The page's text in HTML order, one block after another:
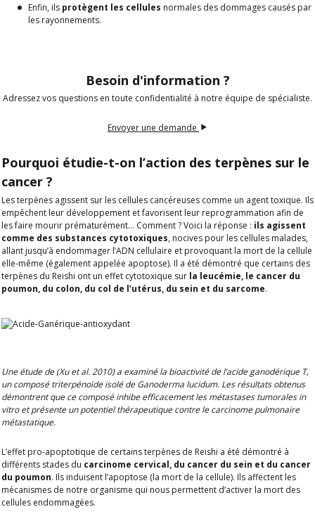
Enfin, ils protègent les cellules normales des dommages causés par
les rayonnements.
Besoin d'information ?
Adressez vos questions en toute confidentialité à notre équipe de spécialiste.
Envoyer une demande
Pourquoi étudie-t-on l’action des terpènes sur le
cancer ?
Les terpènes agissent sur les cellules cancéreuses comme un agent toxique. Ils
empêchent leur développement et favorisent leur reprogrammation afin de
les faire mourir prématurément… Comment ? Voici la réponse : ils agissent
comme des substances cytotoxiques, nocives pour les cellules malades,
allant jusqu’à endommager l’ADN cellulaire et provoquant la mort de la cellule
elle-même (également appelée apoptose). Il a été démontré que certains des
terpènes du Reishi ont un effet cytotoxique sur la leucémie, le cancer du
poumon, du colon, du col de l’utérus, du sein et du sarcome.
Une étude de (Xu et al. 2010) a examiné la bioactivité de l’acide ganodérique T,
un composé triterpénoïde isolé de Ganoderma lucidum. Les résultats obtenus
démontrent que ce composé inhibe efficacement les métastases tumorales in
vitro et présente un potentiel thérapeutique contre le carcinome pulmonaire
métastatique.
L’effet pro-apoptotique de certains terpènes de Reishi a été démontré à
différents stades du carcinome cervical, du cancer du sein et du cancer
du poumon. Ils induisent l’apoptose (la mort de la cellule). Ils affectent les
mécanismes de notre organisme qui nous permettent d’activer la mort des
cellules endommagées.
ABONNEZ-VOUS
ET BÉNÉFICIEZ
DE 10% DE
RÉDUCTION
Découvrez nos actualités, promotions,
événements et économisez dès
Health Professional